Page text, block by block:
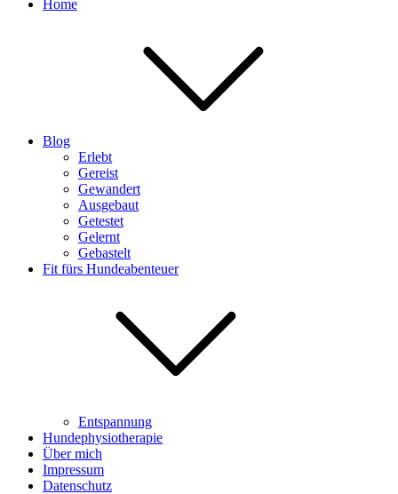
Home
Blog
Erlebt
Gereist
Gewandert
Ausgebaut
Getestet
Gelernt
Gebastelt
Fit fürs Hundeabenteuer
Entspannung
Hundephysiotherapie
Über mich
Impressum
Datenschutz